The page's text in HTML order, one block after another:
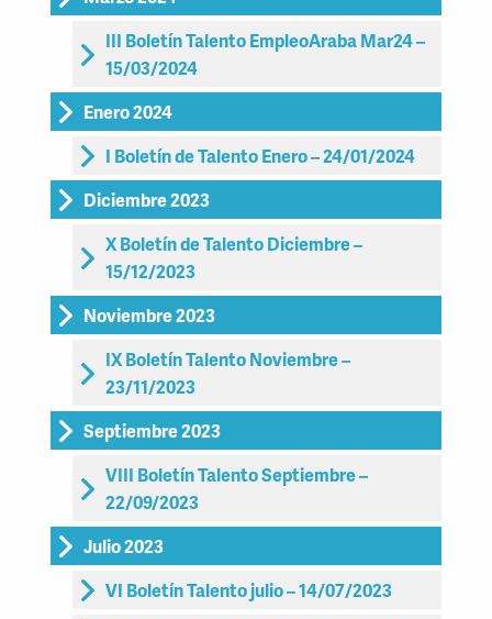
III Boletín Talento EmpleoAraba Mar24 –
15/03/2024
Enero 2024
I Boletín de Talento Enero – 24/01/2024
Diciembre 2023
X Boletín de Talento Diciembre –
15/12/2023
Noviembre 2023
IX Boletín Talento Noviembre –
23/11/2023
Septiembre 2023
VIII Boletín Talento Septiembre –
22/09/2023
Julio 2023
VI Boletín Talento julio – 14/07/2023